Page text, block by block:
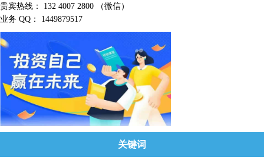
贵宾热线： 132 4007 2800 （微信）
业务 QQ： 1449879517
关键词